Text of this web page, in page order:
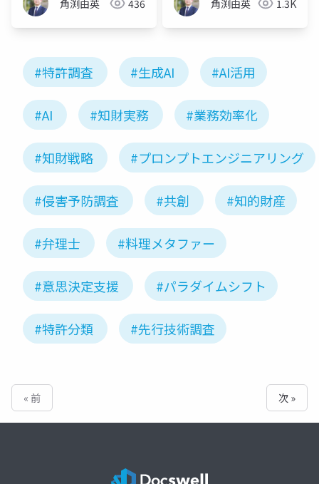
角渕由英 436 角渕由英 1.3K
#特許調査 #生成AI #AI活用
#AI #知財実務 #業務効率化
#知財戦略 #プロンプトエンジニアリング
#侵害予防調査 #共創 #知的財産
#弁理士 #料理メタファー
#意思決定支援 #パラダイムシフト
#特許分類 #先行技術調査
« 前 次 »